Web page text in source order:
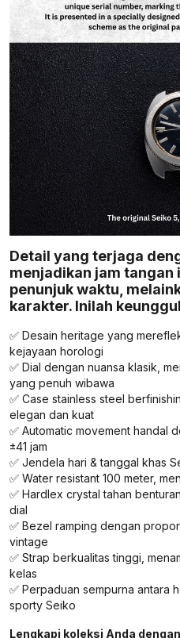
Detail yang terjaga
menjadikan jam tangan
penunjuk waktu,
karakter. Inilah
✅ Desain heritage yang
kejayaan horologi
✅ Dial dengan nuansa klasik,
yang penuh wibawa
✅ Case stainless steel
elegan dan kuat
✅ Automatic movement handal
±41 jam
✅ Jendela hari & tanggal khas
✅ Water resistant 100 meter,
✅ Hardlex crystal tahan
dial
✅ Bezel ramping dengan
vintage
✅ Strap berkualitas tinggi,
kelas
✅ Perpaduan sempurna antara
sporty Seiko
Lengkapi koleksi Anda